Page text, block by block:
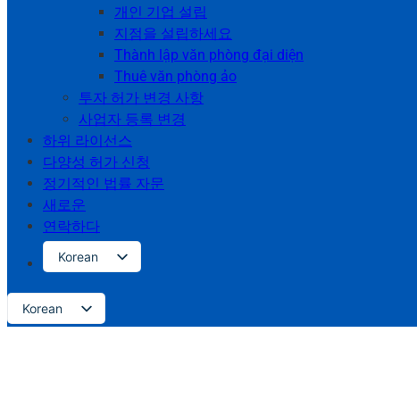
개인 기업 설립
지점을 설립하세요
Thành lập văn phòng đại diện
Thuê văn phòng ảo
투자 허가 변경 사항
사업자 등록 변경
하위 라이선스
다양성 허가 신청
정기적인 법률 자문
새로운
연락하다
Korean
English
Korean